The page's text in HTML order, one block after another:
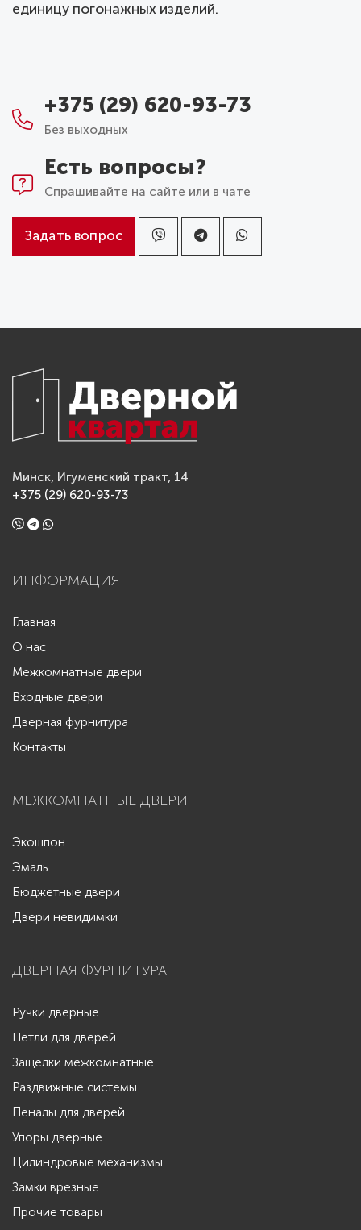
единицу погонажных изделий.
+375 (29) 620-93-73
Без выходных
Есть вопросы?
Спрашивайте на сайте или в чате
Задать вопрос
Минск, Игуменский тракт, 14
+375 (29) 620-93-73
ИНФОРМАЦИЯ
Главная
О нас
Межкомнатные двери
Входные двери
Дверная фурнитура
Контакты
МЕЖКОМНАТНЫЕ ДВЕРИ
Экошпон
Эмаль
Бюджетные двери
Двери невидимки
ДВЕРНАЯ ФУРНИТУРА
Ручки дверные
Петли для дверей
Защёлки межкомнатные
Раздвижные системы
Пеналы для дверей
Упоры дверные
Цилиндровые механизмы
Замки врезные
Прочие товары